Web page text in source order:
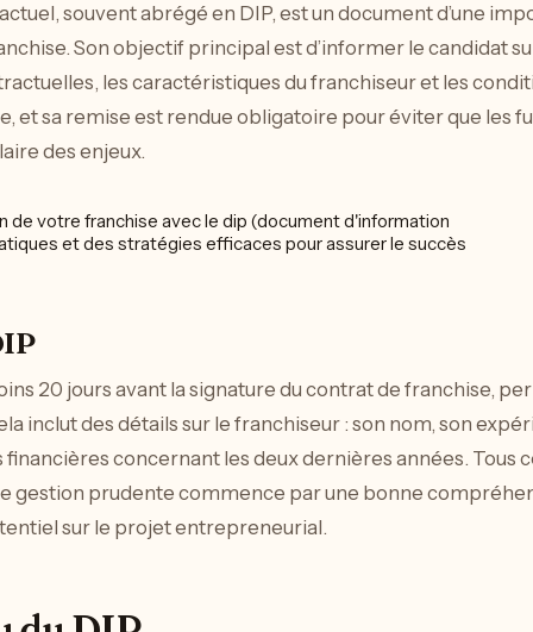
souvent abrégé en DIP, est un document d’une
Son objectif principal est d’informer le candidat
les caractéristiques du franchiseur et les
et sa remise est rendue obligatoire pour éviter que les
des enjeux.
20 jours avant la signature du contrat de franchise,
inclut des détails sur le franchiseur : son nom, son
financières concernant les deux dernières années. Tous
gestion prudente commence par une bonne
sur le projet entrepreneurial.